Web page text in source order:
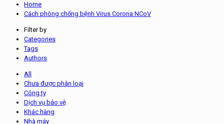
Home
Cách phòng chống bệnh Virus Corona NCoV
Filter by
Categories
Tags
Authors
All
Chưa được phân loại
Công ty
Dịch vụ bảo vệ
Khác hàng
Nhà máy